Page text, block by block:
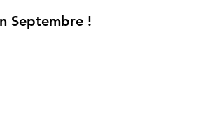
Septembre !